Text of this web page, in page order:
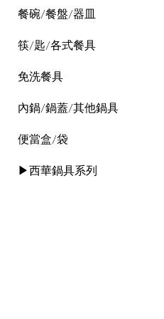
餐碗/餐盤/器皿
筷/匙/各式餐具
免洗餐具
內鍋/鍋蓋/其他鍋具
便當盒/袋
▶西華鍋具系列